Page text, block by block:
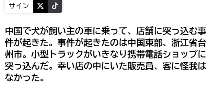
サイン
中国で犬が飼い主の車に乗って、店舗に突っ込む事
件が起きた。事件が起きたのは中国東部、浙江省台
州市。小型トラックがいきなり携帯電話ショップに
突っ込んだ。幸い店の中にいた販売員、客に怪我は
なかった。